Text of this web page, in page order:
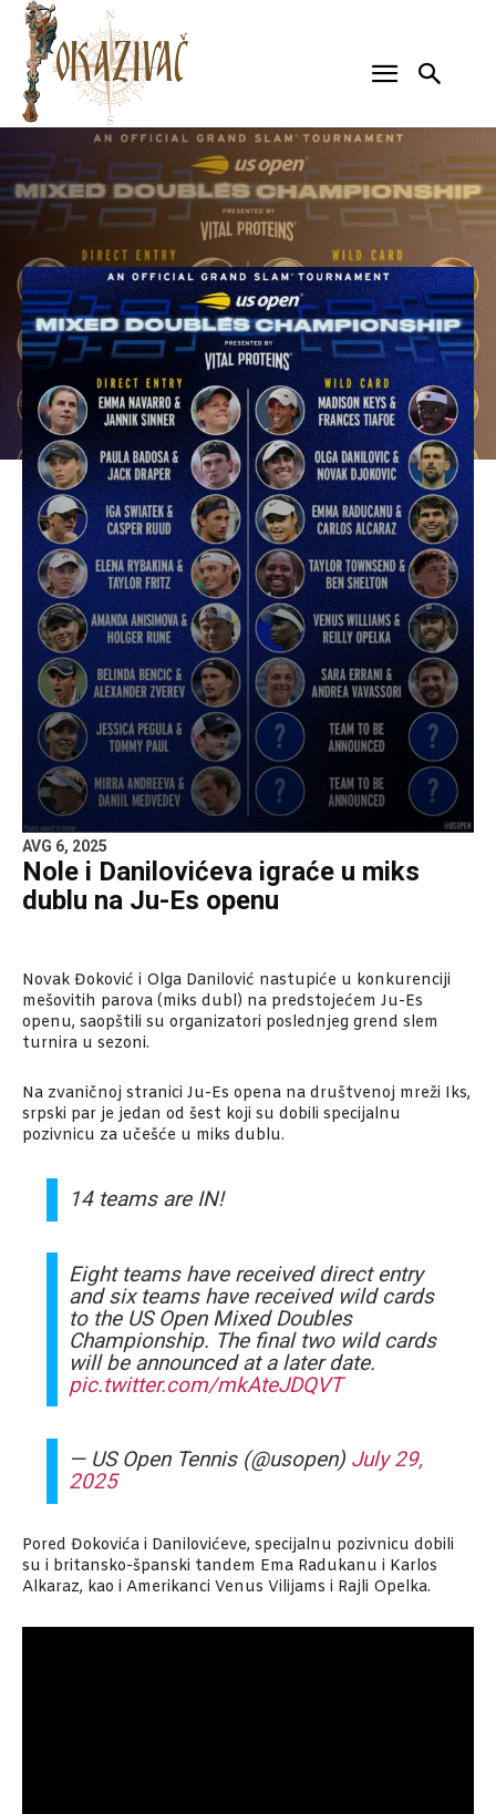
AVG 6, 2025
Nole i Danilovićeva igraće u miks
dublu na Ju-Es openu
Novak Đoković i Olga Danilović nastupiće u konkurenciji
mešovitih parova (miks dubl) na predstojećem Ju-Es
openu, saopštili su organizatori poslednjeg grend slem
turnira u sezoni.
Na zvaničnoj stranici Ju-Es opena na društvenoj mreži Iks,
srpski par je jedan od šest koji su dobili specijalnu
pozivnicu za učešće u miks dublu.
14 teams are IN!
Eight teams have received direct entry
and six teams have received wild cards
to the US Open Mixed Doubles
Championship. The final two wild cards
will be announced at a later date.
pic.twitter.com/mkAteJDQVT
— US Open Tennis (@usopen) July 29,
2025
Pored Đokovića i Danilovićeve, specijalnu pozivnicu dobili
su i britansko-španski tandem Ema Radukanu i Karlos
Alkaraz, kao i Amerikanci Venus Vilijams i Rajli Opelka.